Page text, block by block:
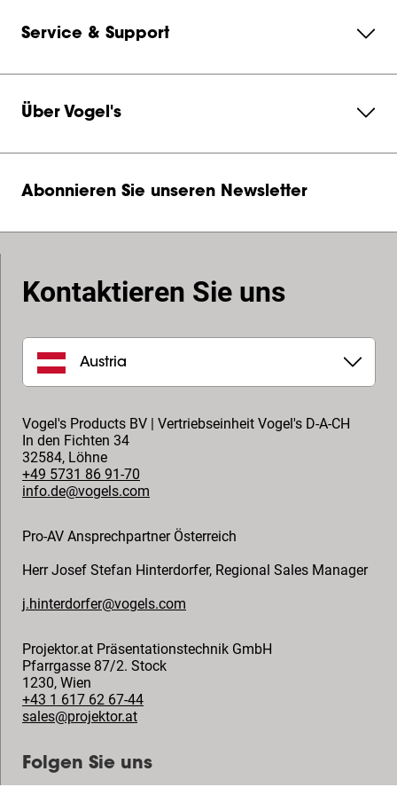
Service & Support
Über Vogel's
Abonnieren Sie unseren Newsletter
Kontaktieren Sie uns
Austria
Vogel's Products BV | Vertriebseinheit Vogel's D-A-CH
In den Fichten 34
32584, Löhne
+49 5731 86 91-70
info.de@vogels.com
Pro-AV Ansprechpartner Österreich
Herr Josef Stefan Hinterdorfer, Regional Sales Manager
j.hinterdorfer@vogels.com
Projektor.at Präsentationstechnik GmbH
Pfarrgasse 87/2. Stock
1230, Wien
+43 1 617 62 67-44
sales@projektor.at
Folgen Sie uns